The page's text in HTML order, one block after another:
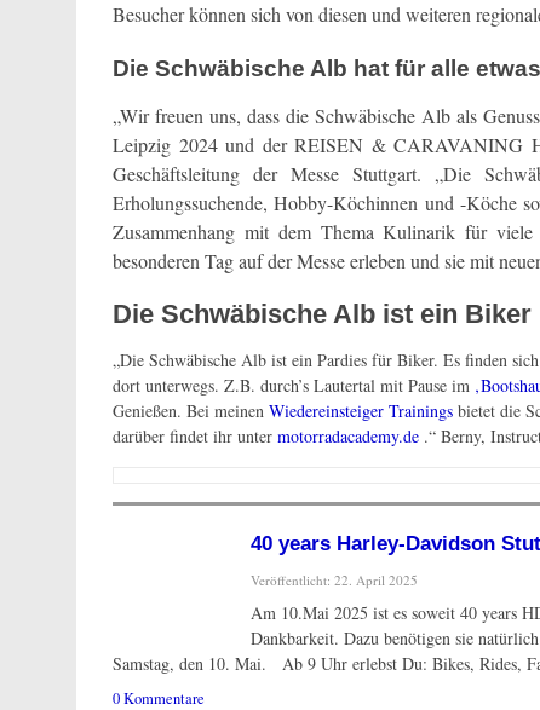
Besucher können sich von diesen und weiteren
Die Schwäbische Alb hat für alle
„Wir freuen uns, dass die Schwäbische Alb als
Leipzig 2024 und der REISEN & CARAVANING
Geschäftsleitung der Messe Stuttgart. „Die
Erholungssuchende, Hobby-Köchinnen und -Köche
Zusammenhang mit dem Thema Kulinarik für viele
besonderen Tag auf der Messe erleben und sie mit
Die Schwäbische Alb ist ein Biker
„Die Schwäbische Alb ist ein Pardies für Biker. Es finden
dort unterwegs. Z.B. durch’s Lautertal mit Pause im
Genießen. Bei meinen Wiedereinsteiger Trainings bietet die
darüber findet ihr unter motorradacademy.de .“ Berny,
40 years Harley-Davidson
Veröffentlicht: 22. April 2025
Am 10.Mai 2025 ist es soweit 40 years
Dankbarkeit. Dazu benötigen sie
Samstag, den 10. Mai. Ab 9 Uhr erlebst Du: Bikes, Rides,
0 Kommentare